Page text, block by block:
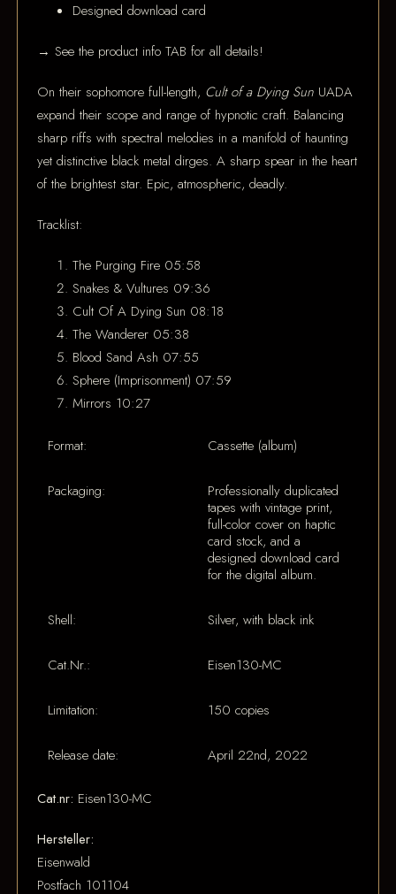
Designed download card
→ See the product info TAB for all details!
On their sophomore full-length, Cult of a Dying Sun UADA
expand their scope and range of hypnotic craft. Balancing
sharp riffs with spectral melodies in a manifold of haunting
yet distinctive black metal dirges. A sharp spear in the heart
of the brightest star. Epic, atmospheric, deadly.
Tracklist:
The Purging Fire 05:58
Snakes & Vultures 09:36
Cult Of A Dying Sun 08:18
The Wanderer 05:38
Blood Sand Ash 07:55
Sphere (Imprisonment) 07:59
Mirrors 10:27
Format: Cassette (album)
Packaging:
Professionally duplicated
tapes with vintage print,
full-color cover on haptic
card stock, and a
designed download card
for the digital album.
Shell: Silver, with black ink
Cat.Nr.: Eisen130-MC
Limitation: 150 copies
Release date: April 22nd, 2022
Cat.nr: Eisen130-MC
Hersteller:
Eisenwald
Postfach 101104